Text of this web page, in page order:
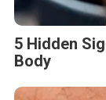
5 Hidden
Body